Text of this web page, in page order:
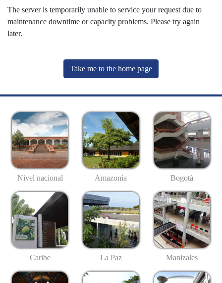
The server is temporarily unable to service your request due to
maintenance downtime or capacity problems. Please try again
later.
Take me to the home page
Nivel nacional Amazonía Bogotá
Caribe La Paz Manizales